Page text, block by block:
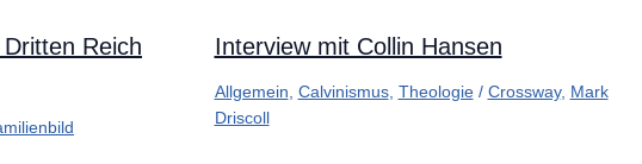
Reich
Interview mit Collin Hansen
Allgemein Calvinismus, Theologie/ Crossway, Mark
Driscoll